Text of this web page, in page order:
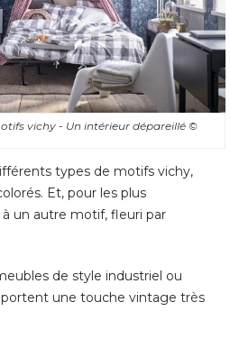
vichy - Un intérieur dépareillé ©
types de motifs vichy,
Et, pour les plus
un autre motif, fleuri par
de style industriel ou
une touche vintage très